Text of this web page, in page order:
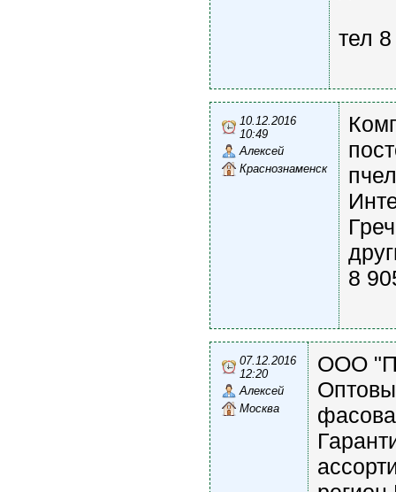
тел
10.12.2016
10:49
Алексей
Краснознаменск
8
07.12.2016
12:20
Алексей
Москва
ООО